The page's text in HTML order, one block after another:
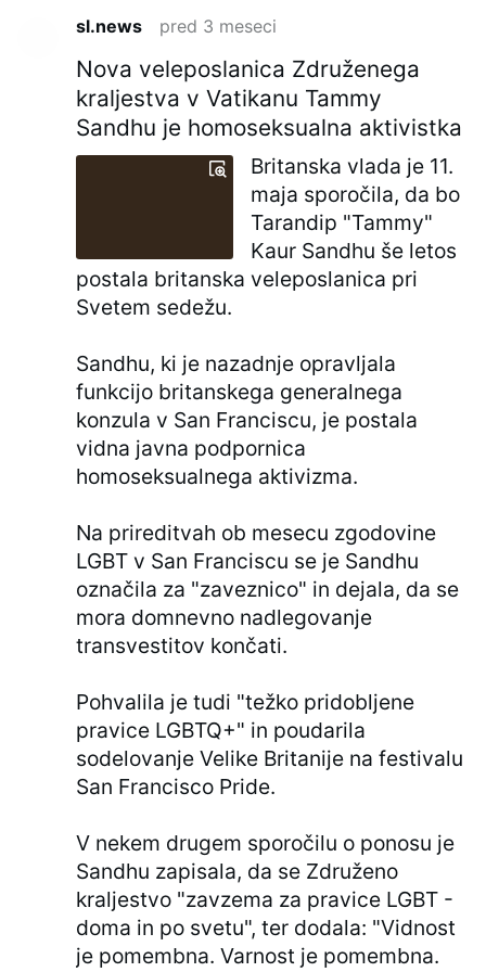
sl.news pred 3 meseci
Nova veleposlanica Združenega
kraljestva v Vatikanu Tammy
Sandhu je homoseksualna aktivistka
Britanska vlada je 11.
maja sporočila, da bo
Tarandip "Tammy"
Kaur Sandhu še letos
postala britanska veleposlanica pri
Svetem sedežu.
Sandhu, ki je nazadnje opravljala
funkcijo britanskega generalnega
konzula v San Franciscu, je postala
vidna javna podpornica
homoseksualnega aktivizma.
Na prireditvah ob mesecu zgodovine
LGBT v San Franciscu se je Sandhu
označila za "zaveznico" in dejala, da se
mora domnevno nadlegovanje
transvestitov končati.
Pohvalila je tudi "težko pridobljene
pravice LGBTQ+" in poudarila
sodelovanje Velike Britanije na festivalu
San Francisco Pride.
V nekem drugem sporočilu o ponosu je
Sandhu zapisala, da se Združeno
kraljestvo "zavzema za pravice LGBT -
doma in po svetu", ter dodala: "Vidnost
je pomembna. Varnost je pomembna.